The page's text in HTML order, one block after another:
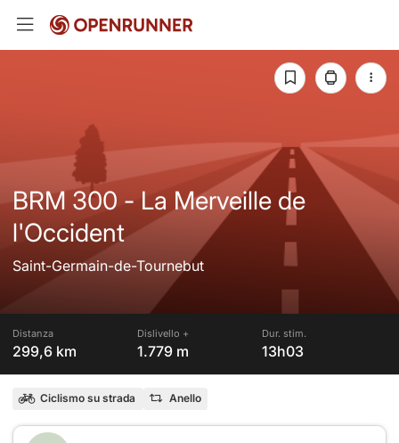
BRM 300 - La Merveille de
l'Occident
Saint-Germain-de-Tournebut
Distanza
299,6 km
Dislivello +
1.779 m
Dur. stim.
13h03
Ciclismo su strada Anello